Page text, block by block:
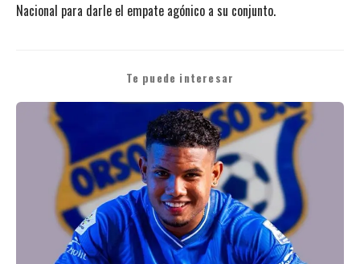
Nacional para darle el empate agónico a su conjunto.
Te puede interesar